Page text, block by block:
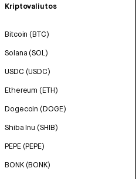
Kriptovaliutos
Bitcoin (BTC)
Solana (SOL)
USDC (USDC)
Ethereum (ETH)
Dogecoin (DOGE)
Shiba Inu (SHIB)
PEPE (PEPE)
BONK (BONK)